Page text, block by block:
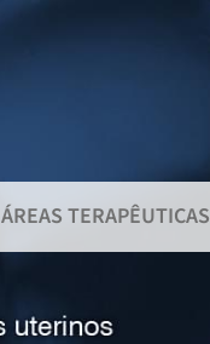
ÁREAS TERAPÊUTICAS